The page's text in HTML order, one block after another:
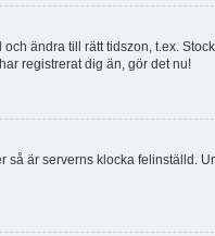
ändra till rätt tidszon, t.ex.
registrerat dig än, gör det nu!
är serverns klocka felinställd.